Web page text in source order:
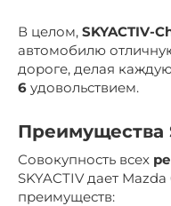
В целом, SKYACTIV-
автомобилю
дороге, делая
6 удовольствием.
Преимущества
Совокупность всех
SKYACTIV дает
преимуществ: